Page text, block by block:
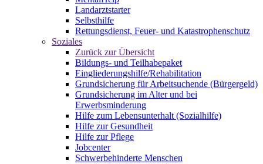
Landarztstarter
Selbsthilfe
Rettungsdienst, Feuer- und Katastrophenschutz
Soziales
Zurück zur Übersicht
Bildungs- und Teilhabepaket
Eingliederungshilfe/Rehabilitation
Grundsicherung für Arbeitsuchende (Bürgergeld)
Grundsicherung im Alter und bei
Erwerbsminderung
Hilfe zum Lebensunterhalt (Sozialhilfe)
Hilfe zur Gesundheit
Hilfe zur Pflege
Jobcenter
Schwerbehinderte Menschen